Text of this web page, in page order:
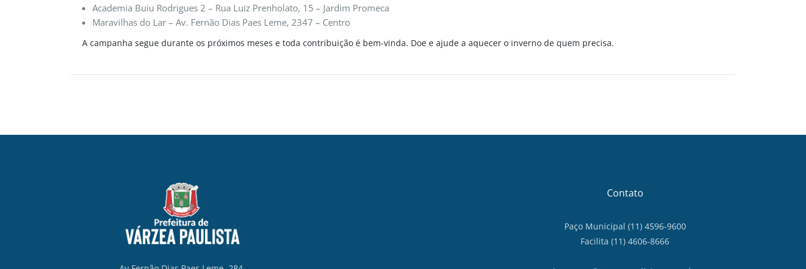
Academia Buiu Rodrigues 2 – Rua Luiz Prenholato, 15 – Jardim Promeca
Maravilhas do Lar – Av. Fernão Dias Paes Leme, 2347 – Centro
A campanha segue durante os próximos meses e toda contribuição é bem-vinda. Doe e ajude a aquecer o inverno de quem precisa.
Contato
Paço Municipal (11) 4596-9600
Facilita (11) 4606-8666